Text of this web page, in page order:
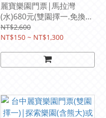
麗寶樂園門票|馬拉灣
(水)680元(雙園擇一.免換票
持票入場.平假日均可使用)
NT$2,600
NT$150 ~ NT$1,300